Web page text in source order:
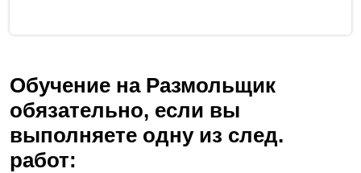
Обучение на Размольщик
обязательно, если вы
выполняете одну из след.
работ: